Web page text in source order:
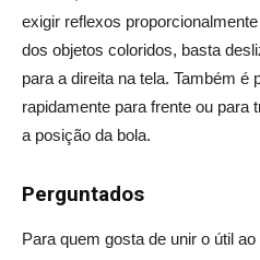
exigir reflexos
dos objetos coloridos, basta
para a direita na tela. Também é
rapidamente para frente ou para
a posição da bola.
Perguntados
Para quem gosta de unir o útil